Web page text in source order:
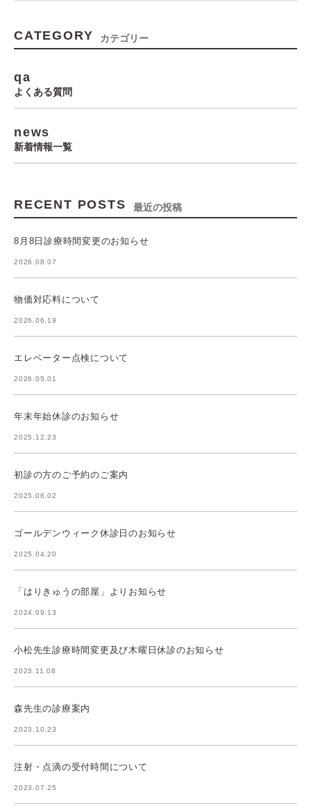
CATEGORY カテゴリー
qa
よくある質問
news
新着情報一覧
RECENT POSTS 最近の投稿
8月8日診療時間変更のお知らせ
2026.08.07
物価対応料について
2026.06.19
エレベーター点検について
2026.05.01
年末年始休診のお知らせ
2025.12.23
初診の方のご予約のご案内
2025.06.02
ゴールデンウィーク休診日のお知らせ
2025.04.20
「はりきゅうの部屋」よりお知らせ
2024.09.13
小松先生診療時間変更及び木曜日休診のお知らせ
2023.11.08
森先生の診療案内
2023.10.23
注射・点滴の受付時間について
2023.07.25